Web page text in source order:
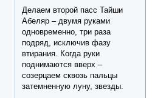
Делаем второй пасс Тайши
Абеляр – двумя руками
одновременно, три раза
подряд, исключив фазу
втирания. Когда руки
поднимаются вверх –
созерцаем сквозь пальцы
затемненную луну, звезды.